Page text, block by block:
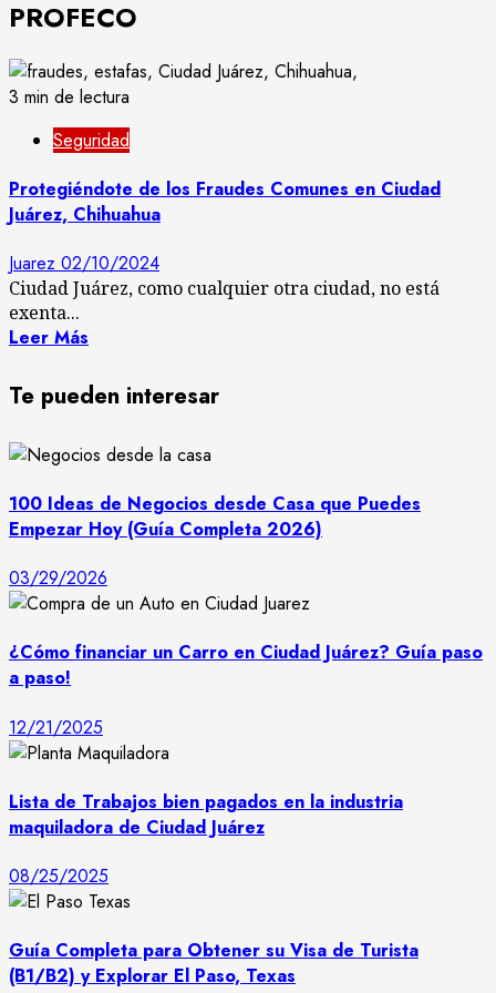
PROFECO
3 min de lectura
Seguridad
Protegiéndote de los Fraudes Comunes en Ciudad
Juárez, Chihuahua
Juarez 02/10/2024
Ciudad Juárez, como cualquier otra ciudad, no está
exenta...
Leer Más
Te pueden interesar
100 Ideas de Negocios desde Casa que Puedes
Empezar Hoy (Guía Completa 2026)
03/29/2026
¿Cómo financiar un Carro en Ciudad Juárez? Guía paso
a paso!
12/21/2025
Lista de Trabajos bien pagados en la industria
maquiladora de Ciudad Juárez
08/25/2025
Guía Completa para Obtener su Visa de Turista
(B1/B2) y Explorar El Paso, Texas